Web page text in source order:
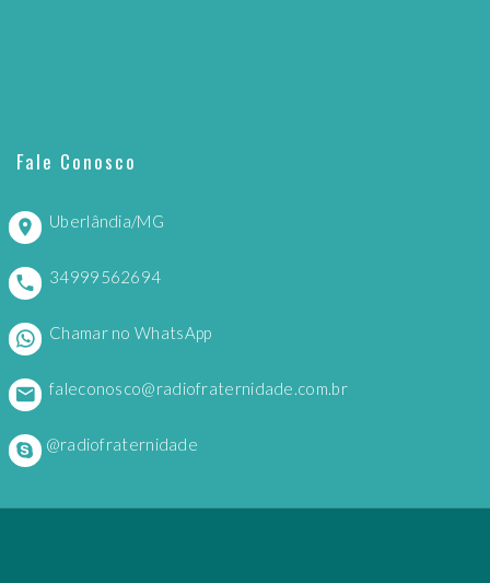
Fale Conosco
Uberlândia/MG
34999562694
Chamar no WhatsApp
faleconosco@radiofraternidade.com.br
@radiofraternidade